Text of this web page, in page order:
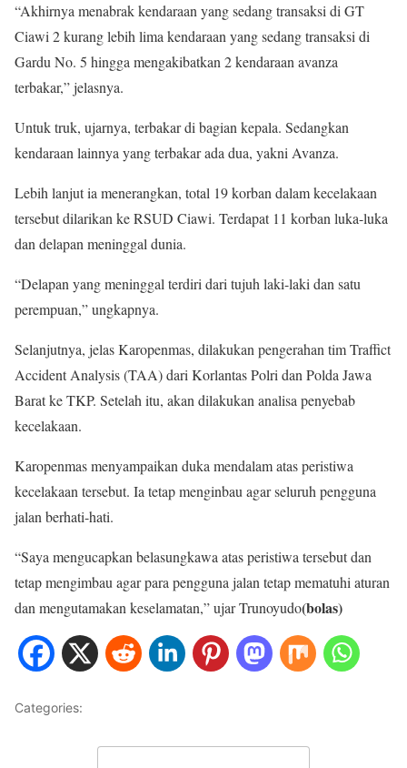
“Akhirnya menabrak kendaraan yang sedang transaksi di GT
Ciawi 2 kurang lebih lima kendaraan yang sedang transaksi di
Gardu No. 5 hingga mengakibatkan 2 kendaraan avanza
terbakar,” jelasnya.
Untuk truk, ujarnya, terbakar di bagian kepala. Sedangkan
kendaraan lainnya yang terbakar ada dua, yakni Avanza.
Lebih lanjut ia menerangkan, total 19 korban dalam kecelakaan
tersebut dilarikan ke RSUD Ciawi. Terdapat 11 korban luka-luka
dan delapan meninggal dunia.
“Delapan yang meninggal terdiri dari tujuh laki-laki dan satu
perempuan,” ungkapnya.
Selanjutnya, jelas Karopenmas, dilakukan pengerahan tim Traffict
Accident Analysis (TAA) dari Korlantas Polri dan Polda Jawa
Barat ke TKP. Setelah itu, akan dilakukan analisa penyebab
kecelakaan.
Karopenmas menyampaikan duka mendalam atas peristiwa
kecelakaan tersebut. Ia tetap menginbau agar seluruh pengguna
jalan berhati-hati.
“Saya mengucapkan belasungkawa atas peristiwa tersebut dan
tetap mengimbau agar para pengguna jalan tetap mematuhi aturan
dan mengutamakan keselamatan,” ujar Trunoyudo(bolas)
Categories: